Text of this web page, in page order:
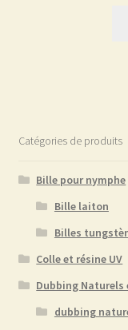
Catégories de produits
Bille pour nymphe
Bille laiton
Billes
Colle et résine UV
Dubbing
dubbing